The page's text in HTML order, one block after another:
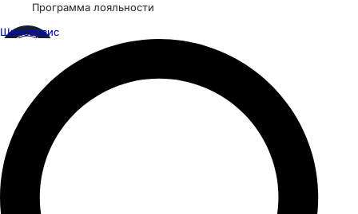
Программа лояльности
Шинсервис